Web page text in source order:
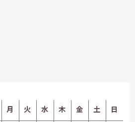
月 火 水 木 金 土 日